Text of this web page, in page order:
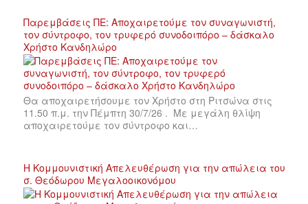
Παρεμβάσεις ΠΕ: Αποχαιρετούμε τον συναγωνιστή,
τον σύντροφο, τον τρυφερό συνοδοιπόρο – δάσκαλο
Χρήστο Κανδηλώρο
Θα αποχαιρετήσουμε τον Χρήστο στη Ριτσώνα στις
11.50 π.μ. την Πέμπτη 30/7/26 . Με μεγάλη θλίψη
αποχαιρετούμε τον σύντροφο και…
Η Κομμουνιστική Απελευθέρωση για την απώλεια του
σ. Θεόδωρου Μεγαλοοικονόμου